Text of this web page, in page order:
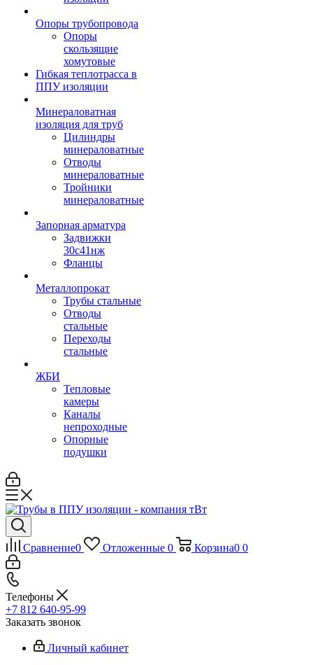
Опоры трубопровода
Опоры
скользящие
хомутовые
Гибкая теплотрасса в
ППУ изоляции
Минераловатная
изоляция для труб
Цилиндры
минераловатные
Отводы
минераловатные
Тройники
минераловатные
Запорная арматура
Задвижки
30с41нж
Фланцы
Металлопрокат
Трубы стальные
Отводы
стальные
Переходы
стальные
ЖБИ
Тепловые
камеры
Каналы
непроходные
Опорные
подушки
Сравнение0 Отложенные 0 Корзина0 0
Телефоны
+7 812 640-95-99
Заказать звонок
Личный кабинет